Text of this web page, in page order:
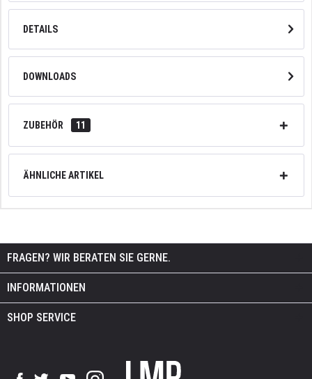
DETAILS
DOWNLOADS
ZUBEHÖR 11
ÄHNLICHE ARTIKEL
FRAGEN? WIR BERATEN SIE GERNE.
INFORMATIONEN
SHOP SERVICE